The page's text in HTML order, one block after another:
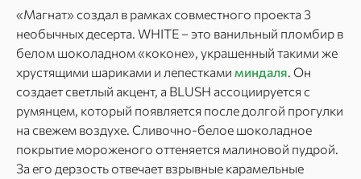
«Магнат» создал в рамках совместного проекта 3
необычных десерта. WHITE – это ванильный пломбир в
белом шоколадном «коконе», украшенный такими же
хрустящими шариками и лепестками миндаля. Он
создает светлый акцент, а BLUSH ассоциируется с
румянцем, который появляется после долгой прогулки
на свежем воздухе. Сливочно-белое шоколадное
покрытие мороженого оттеняется малиновой пудрой.
За его дерзость отвечает взрывные карамельные